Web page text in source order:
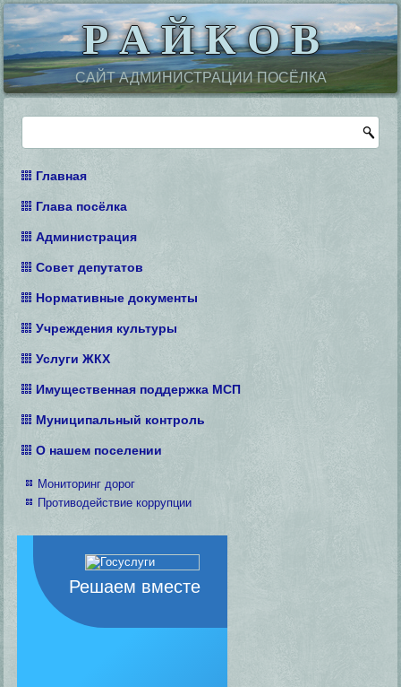
Р А Й К О В
САЙТ АДМИНИСТРАЦИИ ПОСЁЛКА
Главная
Глава посёлка
Администрация
Совет депутатов
Нормативные документы
Учреждения культуры
Услуги ЖКХ
Имущественная поддержка МСП
Муниципальный контроль
О нашем поселении
Мониторинг дорог
Противодействие коррупции
Решаем вместе